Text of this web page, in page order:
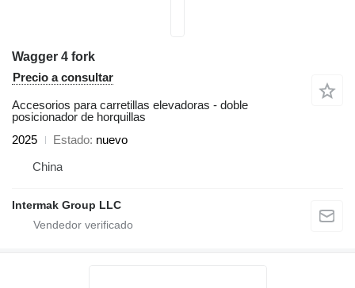
Wagger 4 fork
Precio a consultar
Accesorios para carretillas elevadoras - doble
posicionador de horquillas
2025
Estado nuevo
China
Intermak Group LLC